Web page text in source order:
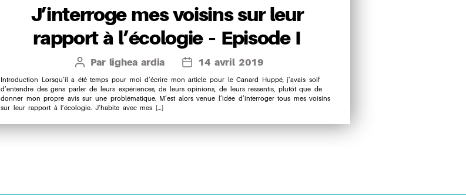
J’interroge mes voisins sur leur
rapport à l’écologie – Episode I
Auteur
de
l’article
Par lighea ardia
Date
de
l’article
14 avril 2019
Introduction Lorsqu’il a été temps pour moi d’écrire mon article pour le Canard Huppé, j’avais soif
d’entendre des gens parler de leurs expériences, de leurs opinions, de leurs ressentis, plutôt que de
donner mon propre avis sur une problématique. M’est alors venue l’idée d’interroger tous mes voisins
sur leur rapport à l’écologie. J’habite avec mes […]